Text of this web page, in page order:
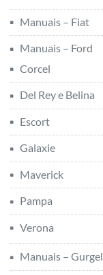
Manuais – Fiat
Manuais – Ford
Corcel
Del Rey e Belina
Escort
Galaxie
Maverick
Pampa
Verona
Manuais – Gurgel